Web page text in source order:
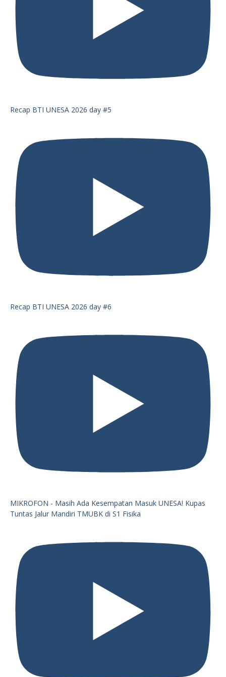
Recap BTI UNESA 2026 day #5
Recap BTI UNESA 2026 day #6
MIKROFON - Masih Ada Kesempatan Masuk UNESA! Kupas
Tuntas Jalur Mandiri TMUBK di S1 Fisika